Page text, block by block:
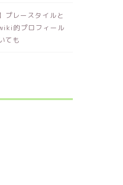
プレースタイルと
的プロフィール
ても